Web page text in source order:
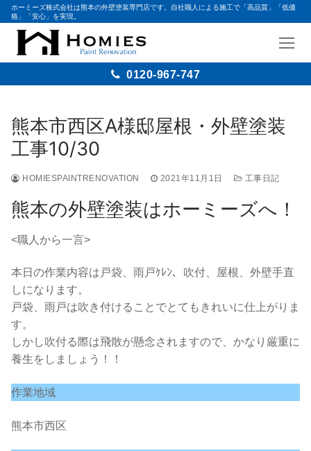
ホーミーズ株式会社は熊本の外壁塗装専門店です。自社職人による施工で「高品質」「低価
格」「安心」を実現。
0120-967-747
熊本市西区A様邸屋根・外壁塗装
工事10/30
HOMIESPAINTRENOVATION 2021年11月1日 工事日記
熊本の外壁塗装はホーミーズへ！
<職人から一言>
本日の作業内容は戸袋、雨戸ｹﾚﾝ、吹付、屋根、外壁手直
しになります。
戸袋、雨戸は吹き付けることでとてもきれいに仕上がりま
す。
しかし吹付る際は飛散が懸念されますので、かなり厳重に
養生をしましょう！！
作業地域
熊本市西区